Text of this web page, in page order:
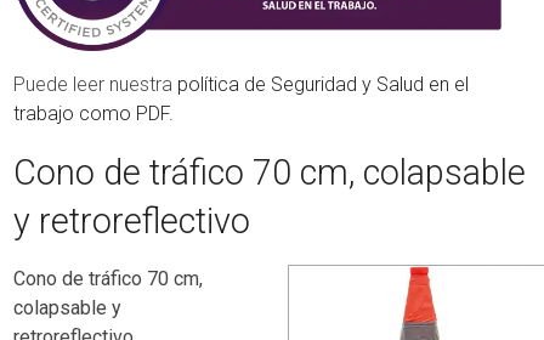
Puede leer nuestra política de Seguridad y Salud en el
trabajo como PDF.
Cono de tráfico 70 cm, colapsable
y retroreflectivo
Cono de tráfico 70 cm,
colapsable y